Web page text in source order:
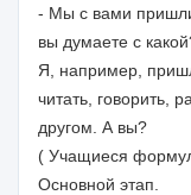
- Мы с вами
вы думаете с
Я, например,
читать, говорить,
другом. А вы?
( Учащиеся
Основной этап.